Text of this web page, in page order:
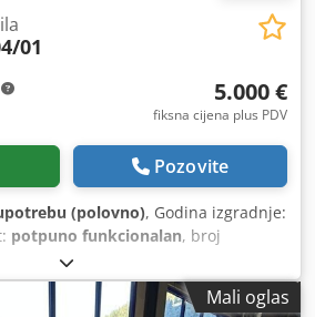
01
5.000 €
fiksna cijena plus PDV
Pozovite
(polovno), Godina izgradnje:
potpuno funkcionalan, broj
, dužina rezanja (maks.):
mm, ukupna širina:1.950 mm,
Mali oglas